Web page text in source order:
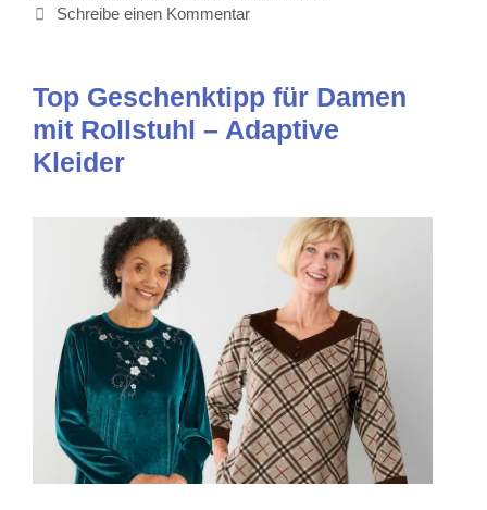
Schreibe einen Kommentar
Top Geschenktipp für Damen
mit Rollstuhl – Adaptive
Kleider